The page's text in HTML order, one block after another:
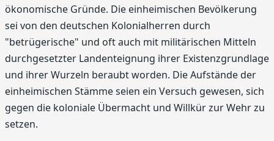
ökonomische Gründe. Die einheimischen Bevölkerung
sei von den deutschen Kolonialherren durch
"betrügerische" und oft auch mit militärischen Mitteln
durchgesetzter Landenteignung ihrer Existenzgrundlage
und ihrer Wurzeln beraubt worden. Die Aufstände der
einheimischen Stämme seien ein Versuch gewesen, sich
gegen die koloniale Übermacht und Willkür zur Wehr zu
setzen.